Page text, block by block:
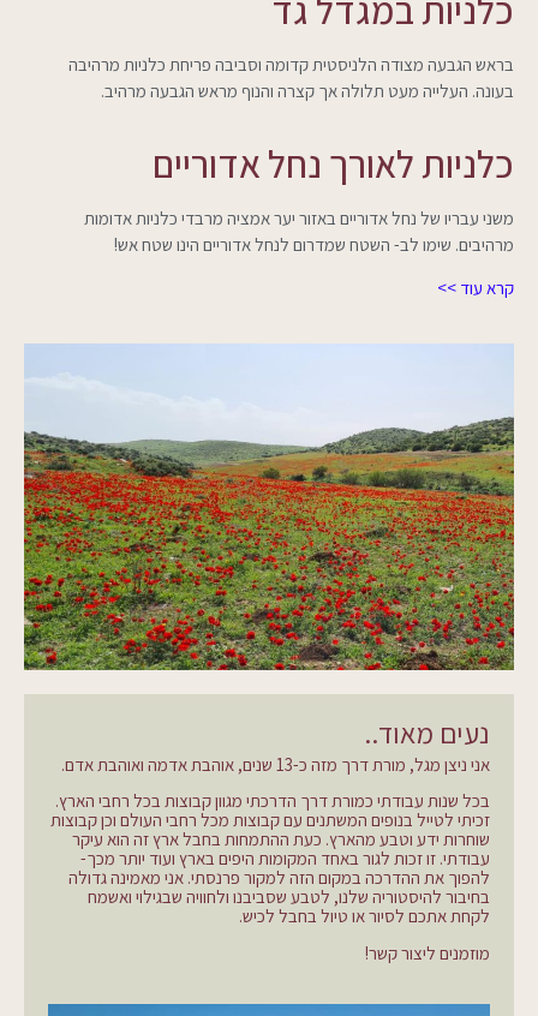
בראש הגבעה מצודה הלניסטית קדומה וסביבה פריחת כלניות מרהיבה
בעונה. העלייה מעט תלולה אך קצרה והנוף מראש הגבעה מרהיב.
כלניות לאורך נחל אדוריים
משני עבריו של נחל אדוריים באזור יער אמציה מרבדי כלניות אדומות
מרהיבים. שימו לב- השטח שמדרום לנחל אדוריים הינו שטח אש!
קרא עוד >>
נעים מאוד..
אני ניצן מגל, מורת דרך מזה כ-13 שנים, אוהבת אדמה ואוהבת אדם.
בכל שנות עבודתי כמורת דרך הדרכתי מגוון קבוצות בכל רחבי הארץ.
זכיתי לטייל בנופים המשתנים עם קבוצות מכל רחבי העולם וכן קבוצות
שוחרות ידע וטבע מהארץ. כעת ההתמחות בחבל ארץ זה הוא עיקר
עבודתי. זו זכות לגור באחד המקומות היפים בארץ ועוד יותר מכך-
להפוך את ההדרכה במקום הזה למקור פרנסתי. אני מאמינה גדולה
בחיבור להיסטוריה שלנו, לטבע שסביבנו ולחוויה שבגילוי ואשמח
לקחת אתכם לסיור או טיול בחבל לכיש.
מוזמנים ליצור קשר!